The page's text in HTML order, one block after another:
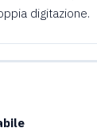
digitazione.